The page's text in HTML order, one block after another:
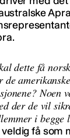
dette få
de amerikanske
Noen
der de vil
i begge
få som